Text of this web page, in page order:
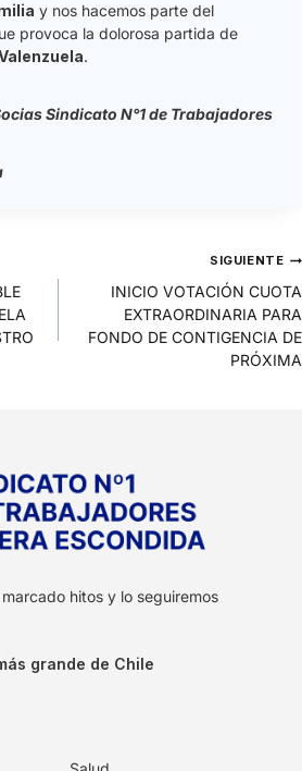
y nos hacemos parte del
provoca la dolorosa partida de
.
Sindicato N°1 de Trabajadores
SIGUIENTE
INICIO VOTACIÓN CUOTA
EXTRAORDINARIA PARA
FONDO DE CONTIGENCIA DE
PRÓXIMA
hitos y lo seguiremos
grande de Chile